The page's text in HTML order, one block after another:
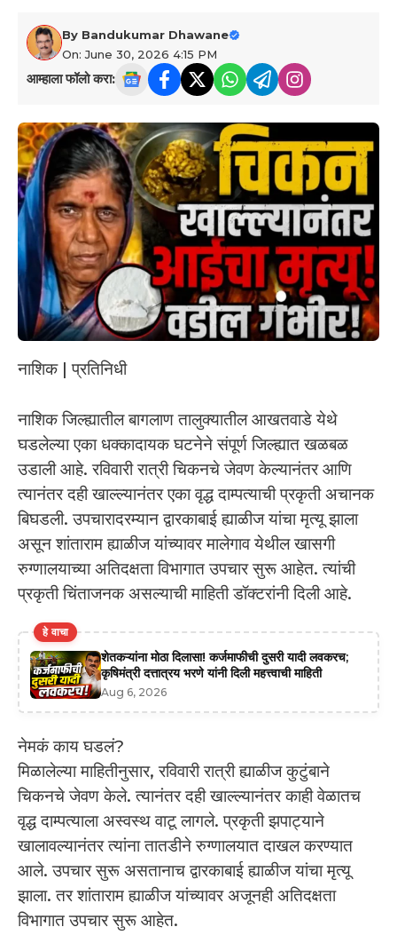
By Bandukumar Dhawane
On: June 30, 2026 4:15 PM
आम्हाला फॉलो करा:
नाशिक | प्रतिनिधी
नाशिक जिल्ह्यातील बागलाण तालुक्यातील आखतवाडे येथे
घडलेल्या एका धक्कादायक घटनेने संपूर्ण जिल्ह्यात खळबळ
उडाली आहे. रविवारी रात्री चिकनचे जेवण केल्यानंतर आणि
त्यानंतर दही खाल्ल्यानंतर एका वृद्ध दाम्पत्याची प्रकृती अचानक
बिघडली. उपचारादरम्यान द्वारकाबाई ह्याळीज यांचा मृत्यू झाला
असून शांताराम ह्याळीज यांच्यावर मालेगाव येथील खासगी
रुग्णालयाच्या अतिदक्षता विभागात उपचार सुरू आहेत. त्यांची
प्रकृती चिंताजनक असल्याची माहिती डॉक्टरांनी दिली आहे.
हे वाचा
शेतकऱ्यांना मोठा दिलासा! कर्जमाफीची दुसरी यादी लवकरच;
कृषिमंत्री दत्तात्रय भरणे यांनी दिली महत्त्वाची माहिती
Aug 6, 2026
नेमकं काय घडलं?
मिळालेल्या माहितीनुसार, रविवारी रात्री ह्याळीज कुटुंबाने
चिकनचे जेवण केले. त्यानंतर दही खाल्ल्यानंतर काही वेळातच
वृद्ध दाम्पत्याला अस्वस्थ वाटू लागले. प्रकृती झपाट्याने
खालावल्यानंतर त्यांना तातडीने रुग्णालयात दाखल करण्यात
आले. उपचार सुरू असतानाच द्वारकाबाई ह्याळीज यांचा मृत्यू
झाला. तर शांताराम ह्याळीज यांच्यावर अजूनही अतिदक्षता
विभागात उपचार सुरू आहेत.